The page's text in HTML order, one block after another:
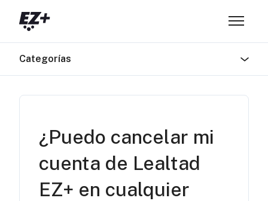
Abrir/
Categorías
¿Puedo cancelar mi
cuenta de Lealtad
EZ+ en cualquier